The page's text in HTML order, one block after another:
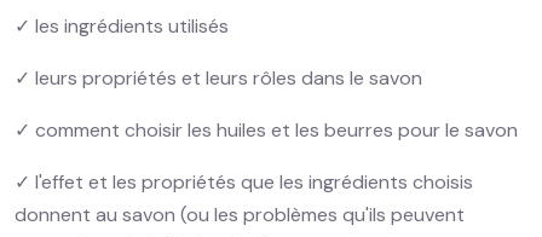
✓ les ingrédients utilisés
✓ leurs propriétés et leurs rôles dans le savon
✓ comment choisir les huiles et les beurres pour le savon
✓ l'effet et les propriétés que les ingrédients choisis
donnent au savon (ou les problèmes qu'ils peuvent